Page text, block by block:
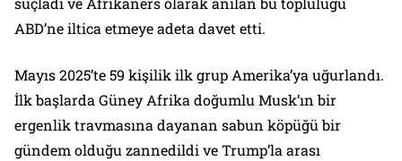
ABD’ne iltica etmeye adeta davet etti.
Mayıs 2025’te 59 kişilik ilk grup Amerika’ya uğurlandı.
İlk başlarda Güney Afrika doğumlu Musk’ın bir
ergenlik travmasına dayanan sabun köpüğü bir
gündem olduğu zannedildi ve Trump’la arası